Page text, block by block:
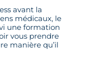
avant la
médicaux, le
une formation
vous prendre
manière qu’il